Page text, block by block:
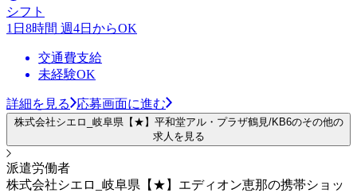
シフト
1日8時間 週4日からOK
交通費支給
未経験OK
詳細を見る 応募画面に進む
株式会社シエロ_岐阜県【★】平和堂アル・プラザ鶴見/KB6のその他の
求人を見る
派遣労働者
株式会社シエロ_岐阜県【★】エディオン恵那の携帯ショッ